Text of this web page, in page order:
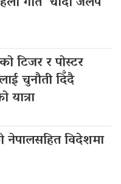
टिजर र पोस्टर
चुनौती दिँदै
नेपालसहित विदेशमा